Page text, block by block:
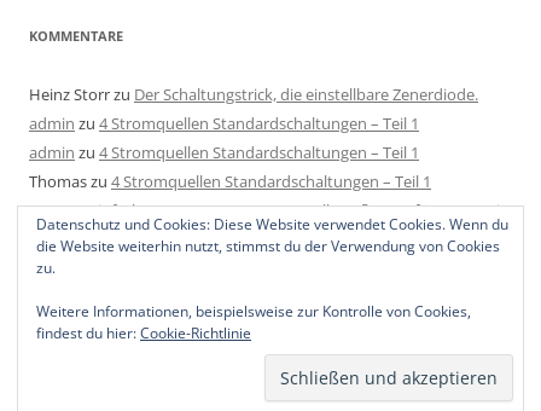
KOMMENTARE
Heinz Storrzu Der Schaltungstrick, die einstellbare Zenerdiode.
admin zu 4 Stromquellen Standardschaltungen – Teil 1
admin zu 4 Stromquellen Standardschaltungen – Teil 1
Thomaszu 4 Stromquellen Standardschaltungen – Teil 1
MatszuEinfache LED Konstantstromquelle aufbauen für 4-40V mit
2 Bauteilen, 1 Regler und 1 Widerstand.
Datenschutz und Cookies: Diese Website verwendet Cookies. Wenn du
die Website weiterhin nutzt, stimmst du der Verwendung von Cookies
zu.
Weitere Informationen, beispielsweise zur Kontrolle von Cookies,
findest du hier:Cookie-Richtlinie